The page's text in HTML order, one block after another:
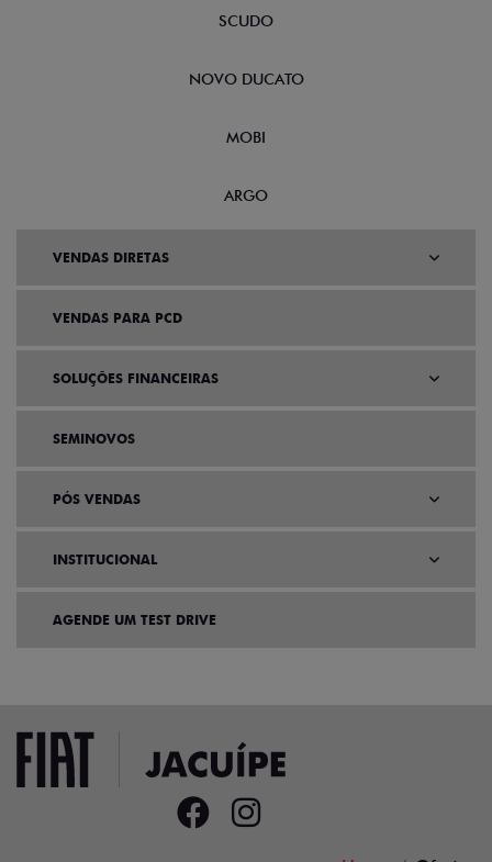
SCUDO
NOVO DUCATO
MOBI
ARGO
VENDAS DIRETAS
VENDAS PARA PCD
SOLUÇÕES FINANCEIRAS
SEMINOVOS
PÓS VENDAS
INSTITUCIONAL
AGENDE UM TEST DRIVE